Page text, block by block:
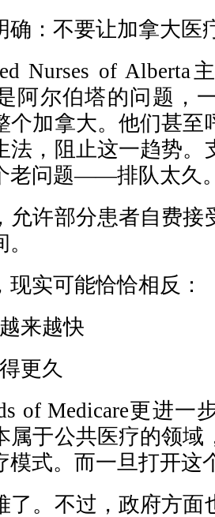
确：不要让加拿大医
Nurses of Alberta
阿尔伯塔的问题，
个加拿大。他们甚至
法，阻止这一趋势。
老问题——排队太久
允许部分患者自费接
实可能恰恰相反：
来越快
更久
of Medicare更进一
属于公共医疗的领域
模式。而一旦打开这
了。不过，政府方面